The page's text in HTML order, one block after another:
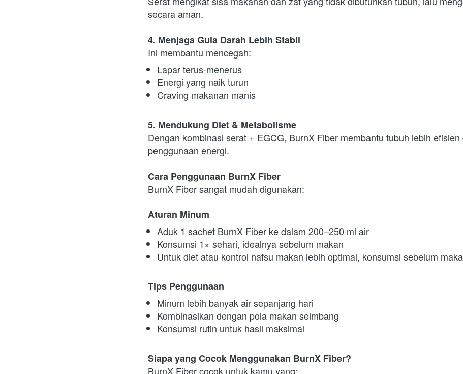
secara aman.
4. Menjaga Gula Darah Lebih Stabil
Ini membantu mencegah:
Lapar terus-menerus
Energi yang naik turun
Craving makanan manis
5. Mendukung Diet & Metabolisme
Dengan kombinasi serat + EGCG, BurnX Fiber membantu tubuh lebih efisien
penggunaan energi.
Cara Penggunaan BurnX Fiber
BurnX Fiber sangat mudah digunakan:
Aturan Minum
Aduk 1 sachet BurnX Fiber ke dalam 200–250 ml air
Konsumsi 1× sehari, idealnya sebelum makan
Untuk diet atau kontrol nafsu makan lebih optimal, konsumsi sebelum
Tips Penggunaan
Minum lebih banyak air sepanjang hari
Kombinasikan dengan pola makan seimbang
Konsumsi rutin untuk hasil maksimal
Siapa yang Cocok Menggunakan BurnX Fiber?
BurnX Fiber cocok untuk kamu yang: